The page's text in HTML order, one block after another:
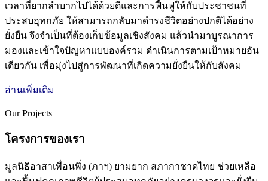
เวลาที่ยากลำบากไปได้ด้วยดีและการฟื้นฟูให้กับประชาชนที่
ประสบอุทกภัย ให้สามารถกลับมาดำรงชีวิตอย่างปกติได้อย่าง
ยั่งยืน จึงจำเป็นที่ต้องเก็บข้อมูลเชิงสังคม แล้วนำมาบูรณาการ
มองและเข้าใจปัญหาแบบองค์รวม ดำเนินการตามเป้าหมายอัน
เดียวกัน เพื่อมุ่งไปสู่การพัฒนาที่เกิดความยั่งยืนให้กับสังคม
อ่านเพิ่มเติม
Our Projects
โครงการของเรา
มูลนิธิอาสาเพื่อนพึ่ง (ภาฯ) ยามยาก สภากาชาดไทย ช่วยเหลือ